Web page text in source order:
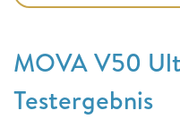
MOVA V50
Testergebnis